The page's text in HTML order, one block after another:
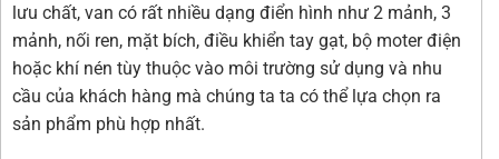
lưu chất, van có rất nhiều dạng điển hình như 2 mảnh, 3
mảnh, nối ren, mặt bích, điều khiển tay gạt, bộ moter điện
hoặc khí nén tùy thuộc vào môi trường sử dụng và nhu
cầu của khách hàng mà chúng ta ta có thể lựa chọn ra
sản phẩm phù hợp nhất.